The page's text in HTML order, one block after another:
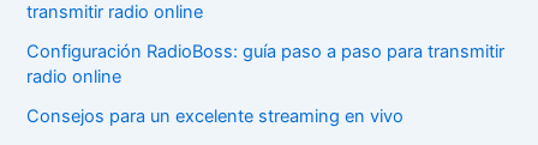
transmitir radio online
Configuración RadioBoss: guía paso a paso para transmitir
radio online
Consejos para un excelente streaming en vivo